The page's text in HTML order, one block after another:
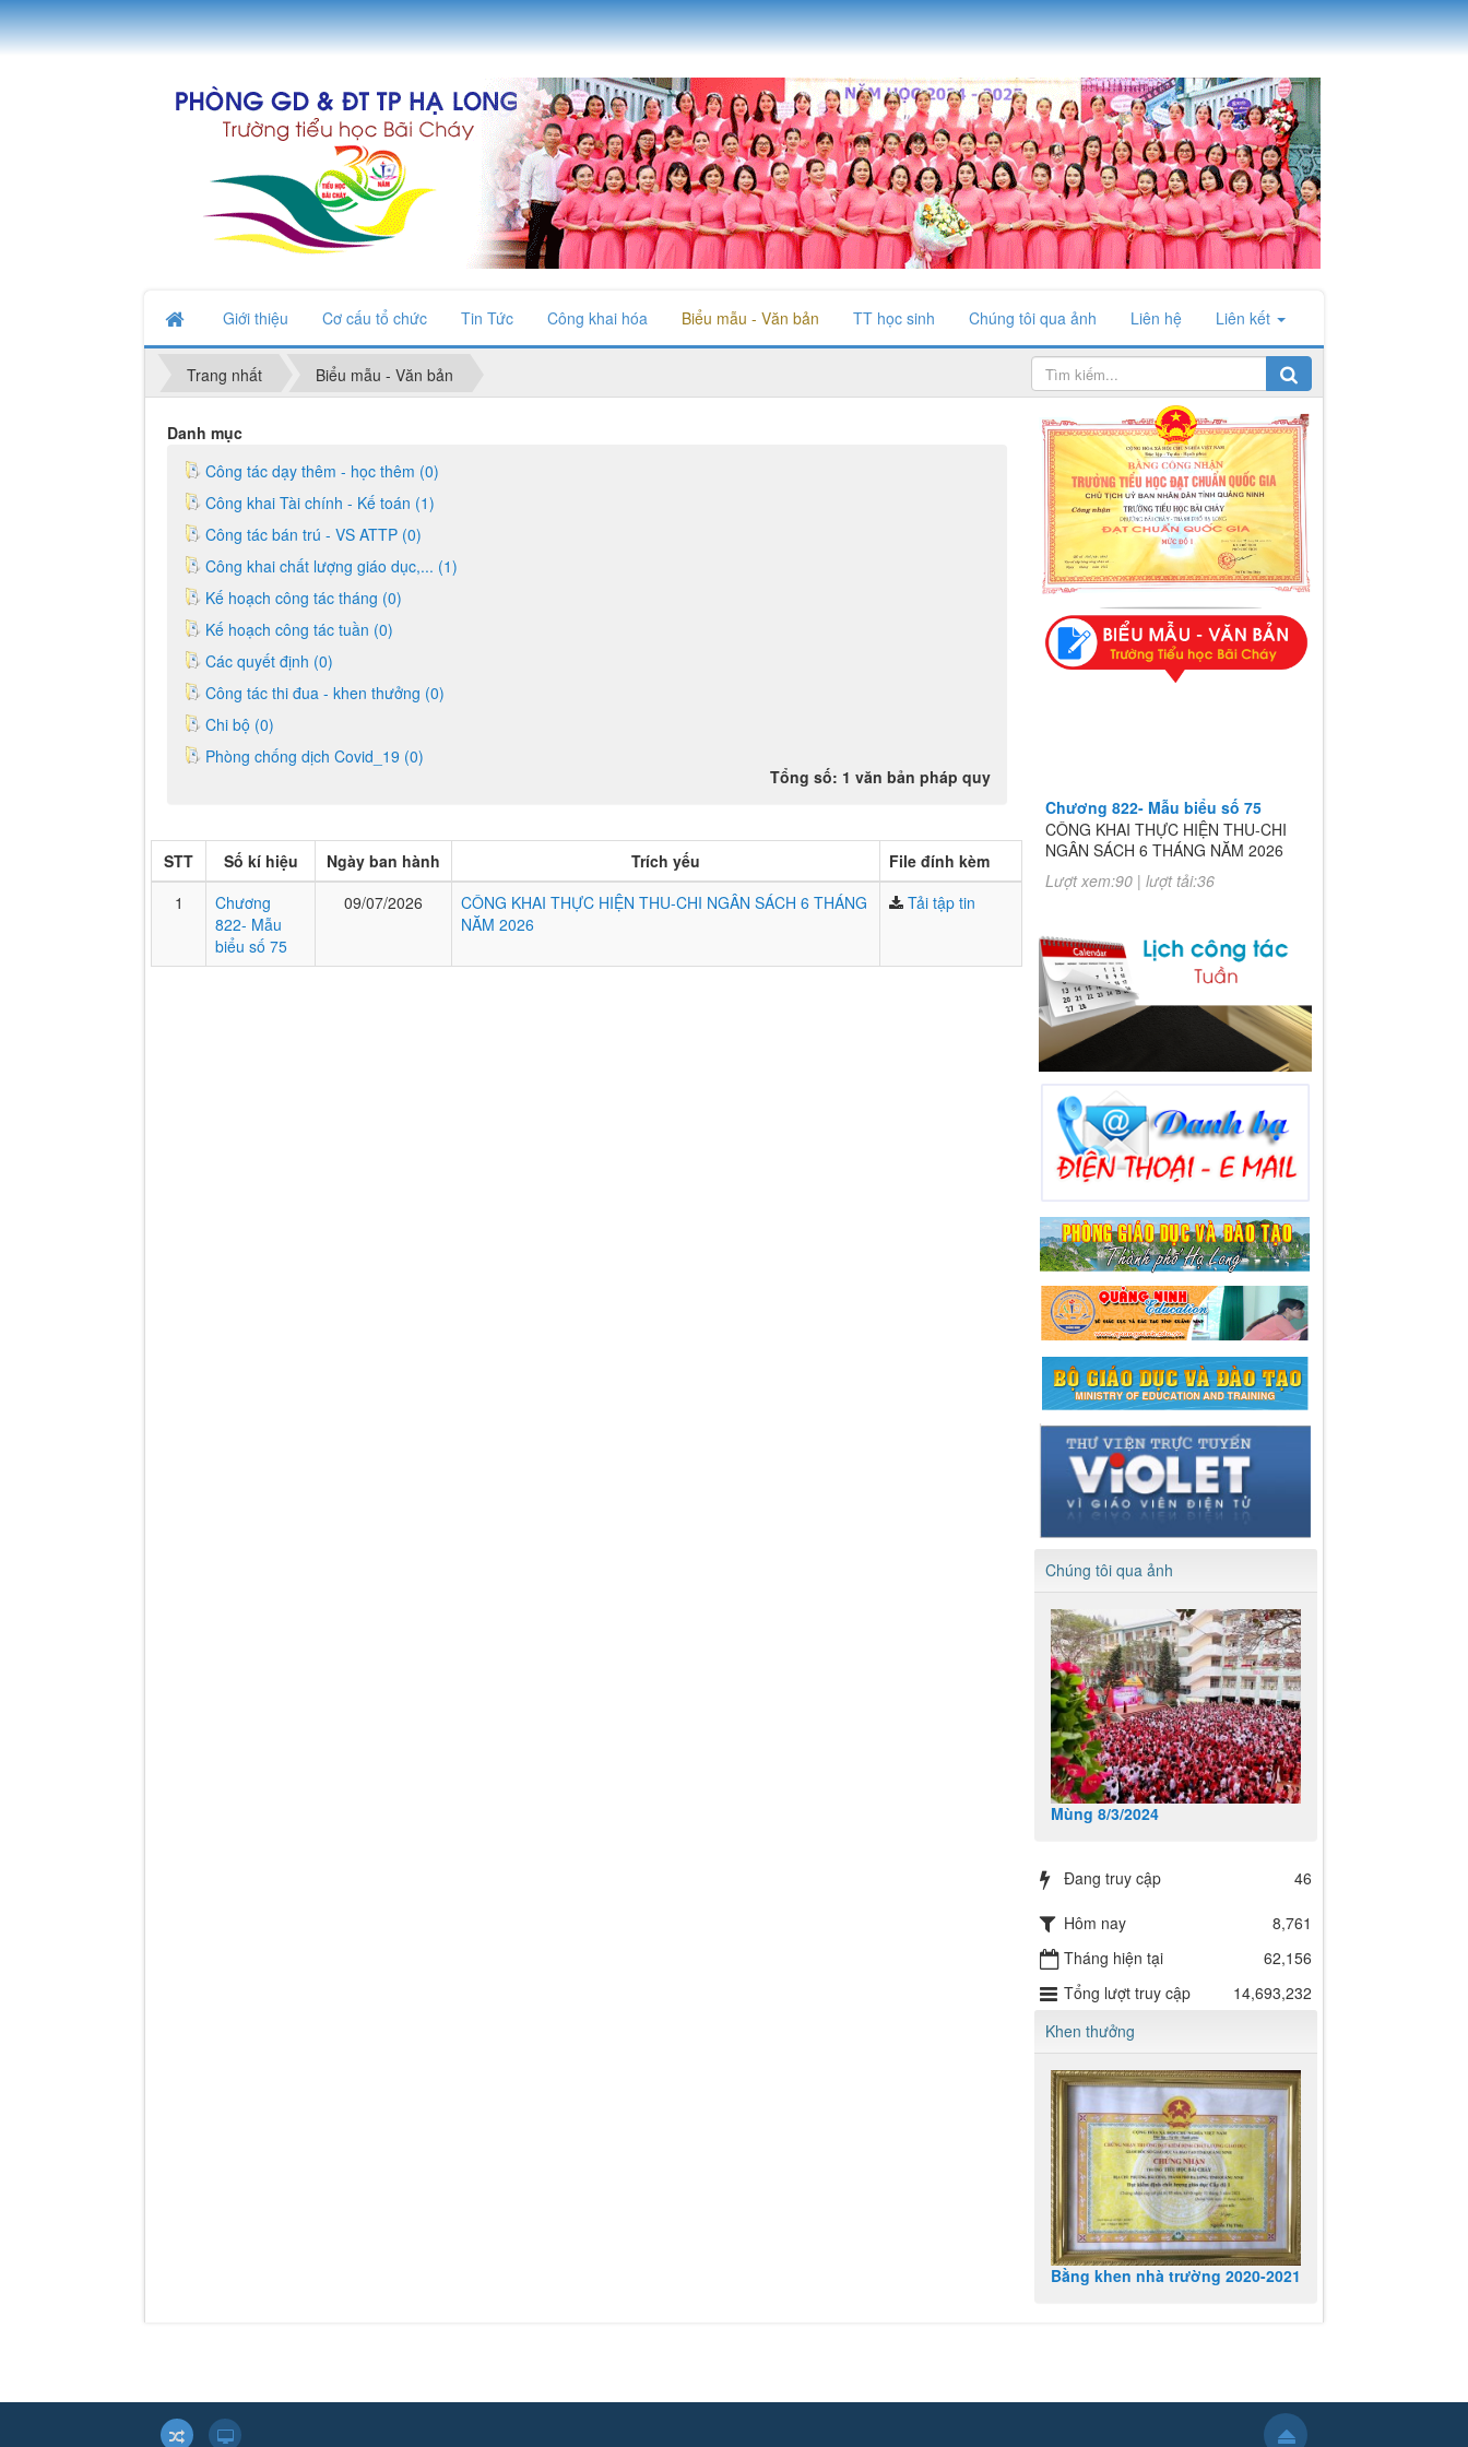
Giới thiệu Cơ cấu tổ chức Tin Tức Công khai hóa Biểu mẫu - Văn bản TT học sinh Chúng tôi qua ảnh Liên hệ Liên kết
Trang nhất Biểu mẫu - Văn bản
Danh mục
Công tác dạy thêm - học thêm (0)
Công khai Tài chính - Kế toán (1)
Công tác bán trú - VS ATTP (0)
Công khai chất lượng giáo dục,... (1)
Kế hoạch công tác tháng (0)
Kế hoạch công tác tuần (0)
Các quyết định (0)
Công tác thi đua - khen thưởng (0)
Chi bộ (0)
Phòng chống dịch Covid_19 (0)
Tổng số: 1 văn bản pháp quy
STT Số kí hiệu Ngày ban hành Trích yếu
File đính kèm
1
Chương
822- Mẫu
biểu số 75
09/07/2026
CÔNG KHAI THỰC HIỆN THU-CHI NGÂN SÁCH 6 THÁNG
NĂM 2026
Tải tập tin
Chương 822- Mẫu biểu số 75
CÔNG KHAI THỰC HIỆN THU-CHI
NGÂN SÁCH 6 THÁNG NĂM 2026
CÔNG KHAI THỰC HIỆN THU-CHI
NGÂN SÁCH 6 THÁNG NĂM 2026
Lượt xem:90 | lượt tải:36
Chúng tôi qua ảnh
Mùng 8/3/2024
Đang truy cập 46
Hôm nay
8,761
Tháng hiện tại
62,156
Tổng lượt truy cập
14,693,232
Khen thưởng
Bằng khen nhà trường 2020-2021